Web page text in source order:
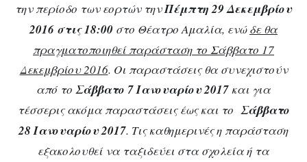
την περίοδο των εορτών τηνΠέμπτη 29 Δεκεμβρίου
2016 στις 18:00 στο Θέατρο Αμαλία, ενώδε θα
πραγματοποιηθεί παράσταση το Σάββατο 17
Δεκεμβρίου 2016. Οι παραστάσεις θα συνεχιστούν
από το Σάββατο 7 Ιανουαρίου 2017και για
τέσσερις ακόμα παραστάσεις έως και το Σάββατο
28 Ιανουαρίου 2017. Τις καθημερινές η παράσταση
εξακολουθεί να ταξιδεύει στα σχολεία ή τα